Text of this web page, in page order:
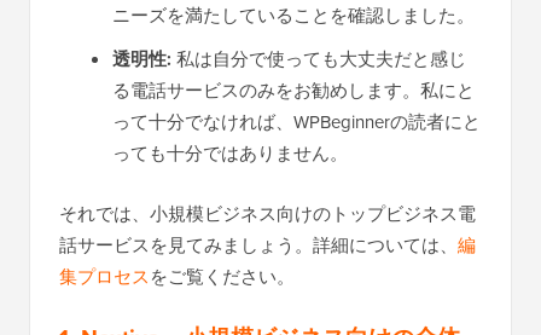
ニーズを満たしていることを確認しました。
透明性: 私は自分で使っても大丈夫だと感じ
る電話サービスのみをお勧めします。私にと
って十分でなければ、WPBeginnerの読者にと
っても十分ではありません。
それでは、小規模ビジネス向けのトップビジネス電
話サービスを見てみましょう。詳細については、 編
集プロセスをご覧ください。